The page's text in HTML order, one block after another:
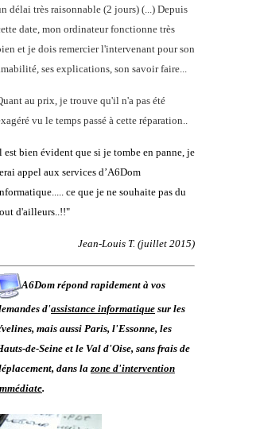
délai très raisonnable (2 jours) (...) Depuis
date, mon ordinateur fonctionne très
et je dois remercier l'intervenant pour son
ses explications, son savoir faire...
au prix, je trouve qu'il n'a pas été
vu le temps passé à cette réparation..
est bien évident que si je tombe en panne, je
appel aux services d’A6Dom
ce que je ne souhaite pas du
d'ailleurs..!!"
Jean-Louis T. (juillet 2015)
A6Dom répond rapidement à vos
d'assistance informatique sur les
, mais aussi Paris, l'Essonne, les
de-Seineet le Val d'Oise, sans frais de
dans lazone d'intervention
.